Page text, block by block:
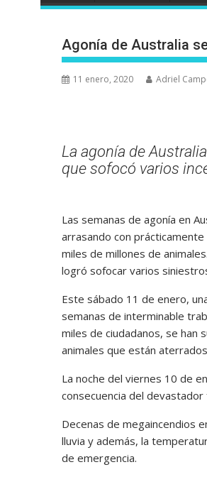
Agonía de Australia
11 enero, 2020 Adriel
La agonía de
que sofocó varios
Las semanas de agonía en
arrasando con
miles de millones de
logró sofocar varios
Este sábado 11 de enero,
semanas de interminable
miles de ciudadanos, se han
animales que están
La noche del viernes 10 de
consecuencia del
Decenas de megaincendios
lluvia y además, la
de emergencia.